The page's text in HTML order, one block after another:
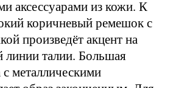
аксессуарами из кожи. К
коричневый ремешок с
произведёт акцент на
линии талии. Большая
металлическими